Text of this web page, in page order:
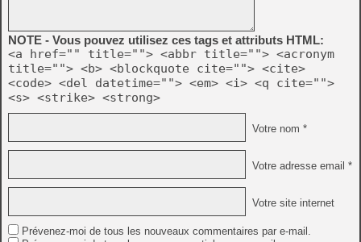
NOTE - Vous pouvez utilisez ces tags et attributs HTML:
<a href="" title=""> <abbr title=""> <acronym
title=""> <b> <blockquote cite=""> <cite>
<code> <del datetime=""> <em> <i> <q cite="">
<s> <strike> <strong>
Votre nom *
Votre adresse email *
Votre site internet
Prévenez-moi de tous les nouveaux commentaires par e-mail.